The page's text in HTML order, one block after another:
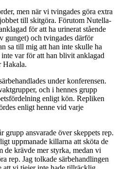
men när vi tvingades göra extra
till skitgöra. Förutom Nutella-
för att ha urinerat stående
gunget) och tvingades därför
sa till mig att han inte skulle ha
var för att han blivit anklagad
Hakala.
under konferensen.
och i hennes grupp
enligt kön. Repliken
enligt henne vid varje
grupp ansvarade över skeppets rep.
uppmanade killarna att sköta de
de krävde mer styrka, medan vi
rep. Jag tolkade särbehandlingen